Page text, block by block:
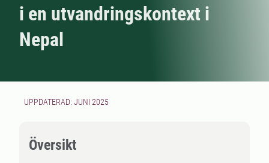
i en utvandringskontext i
Nepal
UPPDATERAD: JUNI 2025
Översikt